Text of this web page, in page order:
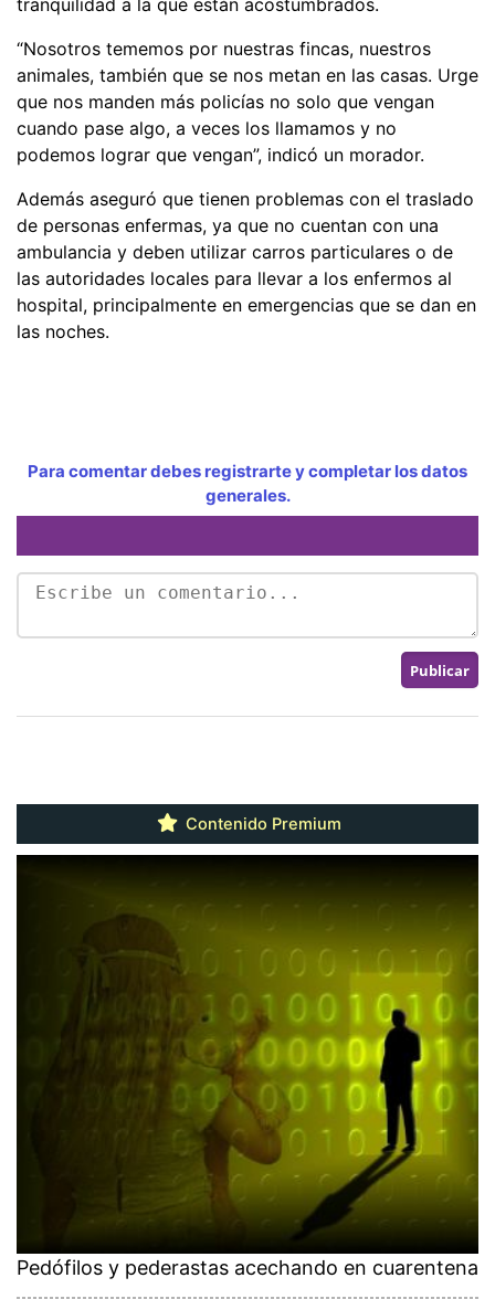
“Nosotros tememos por nuestras fincas, nuestros
animales, también que se nos metan en las casas. Urge
que nos manden más policías no solo que vengan
cuando pase algo, a veces los llamamos y no
podemos lograr que vengan”, indicó un morador.
Además aseguró que tienen problemas con el traslado
de personas enfermas, ya que no cuentan con una
ambulancia y deben utilizar carros particulares o de
las autoridades locales para llevar a los enfermos al
hospital, principalmente en emergencias que se dan en
las noches.
Para comentar debes registrarte y completar los datos
generales.
Contenido Premium
Pedófilos y pederastas acechando en cuarentena